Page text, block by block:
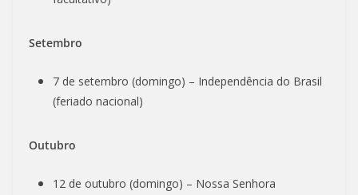
Setembro
7 de setembro (domingo) – Independência do Brasil
(feriado nacional)
Outubro
12 de outubro (domingo) – Nossa Senhora